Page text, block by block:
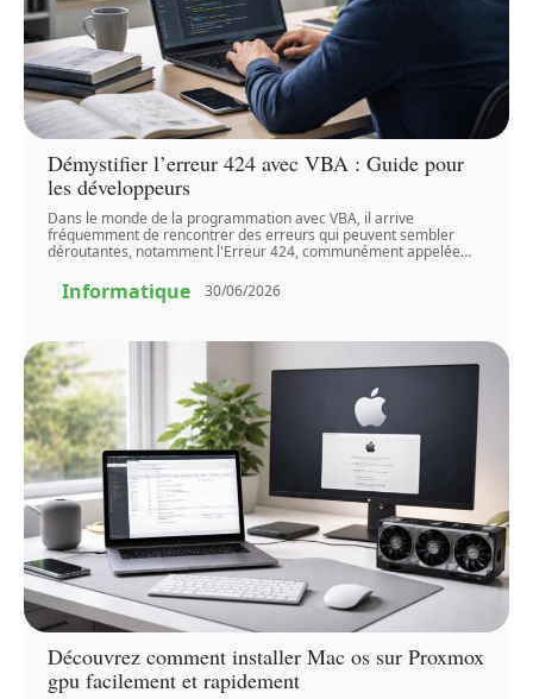
Démystifier l’erreur 424 avec VBA : Guide pour
les développeurs
Dans le monde de la programmation avec VBA, il arrive
fréquemment de rencontrer des erreurs qui peuvent sembler
déroutantes, notamment l'Erreur 424, communément appelée…
Informatique 30/06/2026
Découvrez comment installer Mac os sur Proxmox
gpu facilement et rapidement